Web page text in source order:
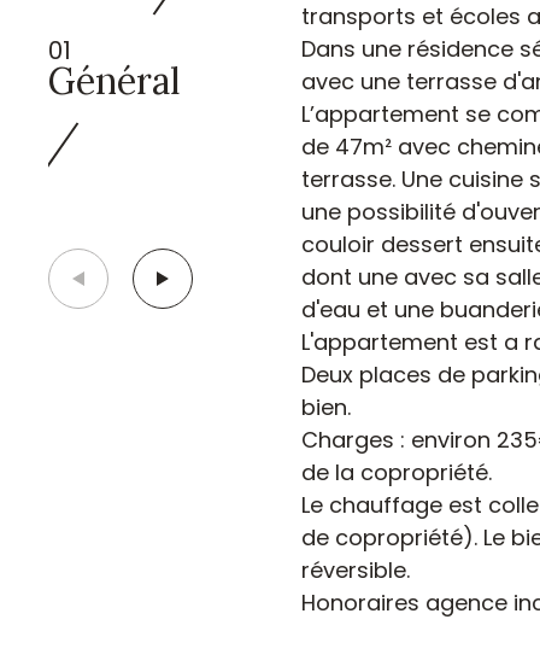
01
Général
transports et écoles
Dans une résidence
avec une terrasse
L’appartement se
de 47m² avec
terrasse. Une
une possibilité
couloir dessert
dont une avec sa
d'eau et une
L'appartement est a
Deux places de
bien.
Charges : environ
de la copropriété.
Le chauffage est
de copropriété). Le
réversible.
Honoraires agence